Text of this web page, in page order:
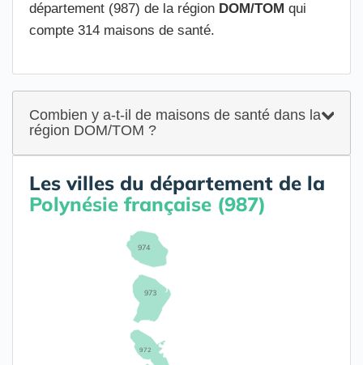
département (987) de la région DOM/TOM qui
compte 314 maisons de santé.
Combien y a-t-il de maisons de santé dans la
région DOM/TOM ?
Les villes du département de la
Polynésie française (987)
972
973
974